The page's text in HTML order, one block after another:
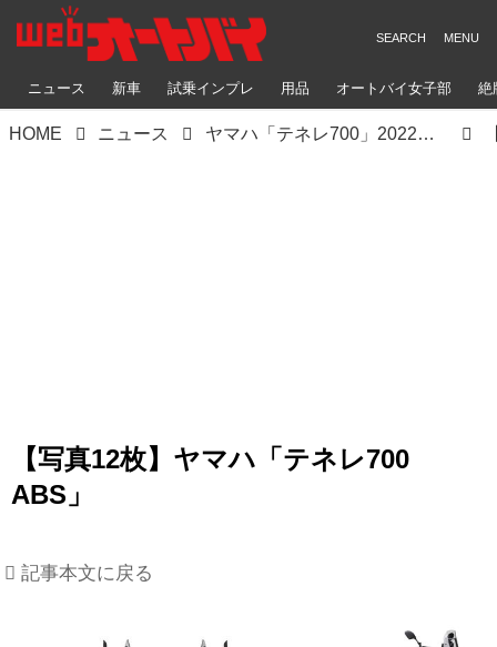
ニュース 新車 試乗インプレ 用品 オートバイ女子部 絶
HOME ニュース ヤマハ「テネレ700」2022年モデル発売！ パリダカマシンのDNAを受け継ぐアドベンチャーバイクがマイナーチェンジ
【写真12枚】ヤマハ「テネレ700
ABS」
記事本文に戻る